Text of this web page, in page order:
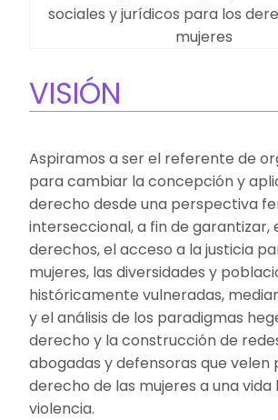
sociales y jurídicos para los
mujeres
VISIÓN
Aspiramos a ser el referente de
para cambiar la concepción y
derecho desde una perspectiva
interseccional, a fin de garantizar,
derechos, el acceso a la justicia
mujeres, las diversidades y
históricamente vulneradas,
y el análisis de los paradigmas
derecho y la construcción de
abogadas y defensoras que velen
derecho de las mujeres a una vida
violencia.